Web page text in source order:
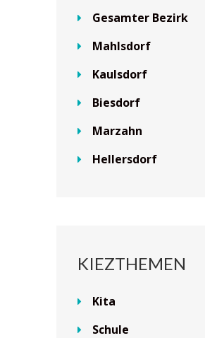
Gesamter Bezirk
Mahlsdorf
Kaulsdorf
Biesdorf
Marzahn
Hellersdorf
KIEZTHEMEN
Kita
Schule